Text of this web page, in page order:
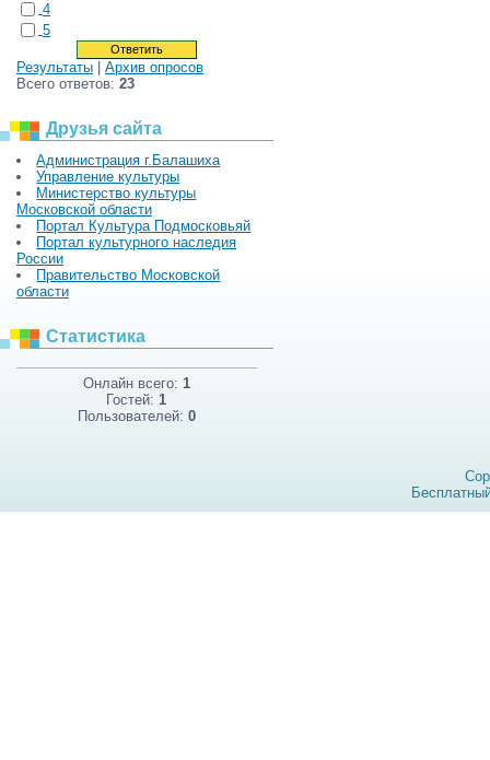
4
5
Результаты
Архив опросов
Всего ответов: 23
Друзья сайта
Администрация г.Балашиха
Управление культуры
Министерство культуры
Московской области
Портал Культура Подмосковьяй
Портал культурного наследия
России
Правительство Московской
области
Статистика
Онлайн всего: 1
Гостей:1
Пользователей: 0